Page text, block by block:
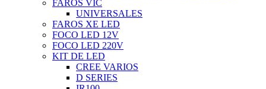
FAROS VIC
UNIVERSALES
FAROS XE LED
FOCO LED 12V
FOCO LED 220V
KIT DE LED
CREE VARIOS
D SERIES